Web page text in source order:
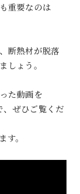
重要なのは
断熱材が脱落
しょう。
た動画を
ぜひご覧くだ
。